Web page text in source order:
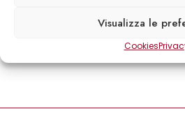
Visualizza le
Cookies
Fabrice Mazza,